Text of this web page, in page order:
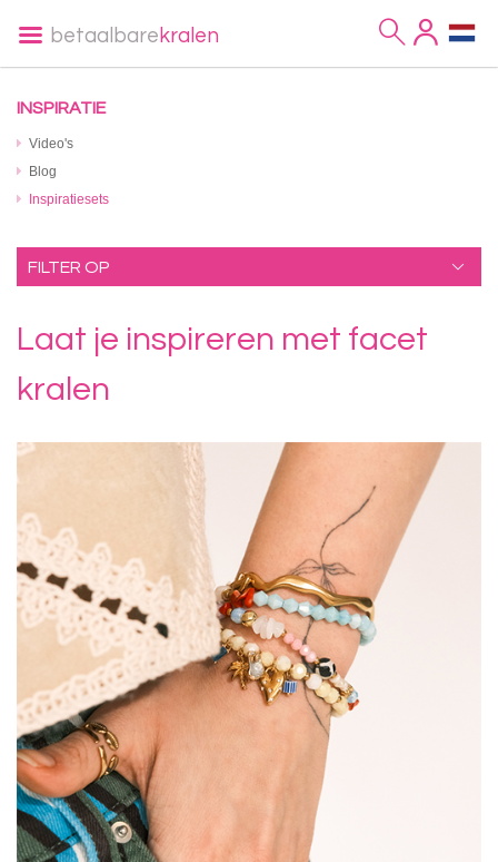
betaalbare kralen
INSPIRATIE
Video's
Blog
Inspiratiesets
FILTER OP
Laat je inspireren met facet
kralen